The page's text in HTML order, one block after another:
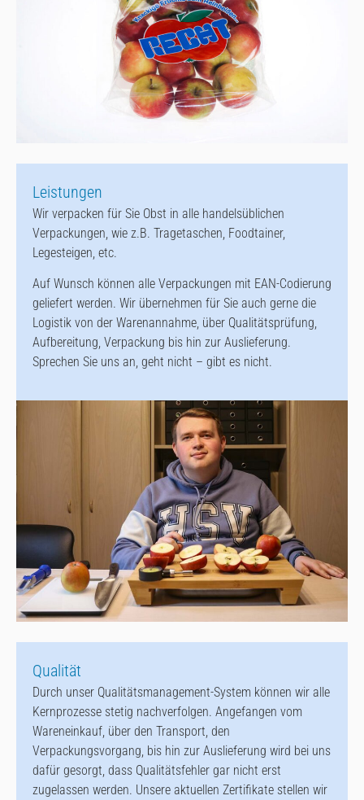
Leistungen
Wir verpacken für Sie Obst in alle handelsüblichen
Verpackungen, wie z.B. Tragetaschen, Foodtainer,
Legesteigen, etc.
Auf Wunsch können alle Verpackungen mit EAN-Codierung
geliefert werden. Wir übernehmen für Sie auch gerne die
Logistik von der Warenannahme, über Qualitätsprüfung,
Aufbereitung, Verpackung bis hin zur Auslieferung.
Sprechen Sie uns an, geht nicht – gibt es nicht.
Qualität
Durch unser Qualitätsmanagement-System können wir alle
Kernprozesse stetig nachverfolgen. Angefangen vom
Wareneinkauf, über den Transport, den
Verpackungsvorgang, bis hin zur Auslieferung wird bei uns
dafür gesorgt, dass Qualitätsfehler gar nicht erst
zugelassen werden. Unsere aktuellen Zertifikate stellen wir